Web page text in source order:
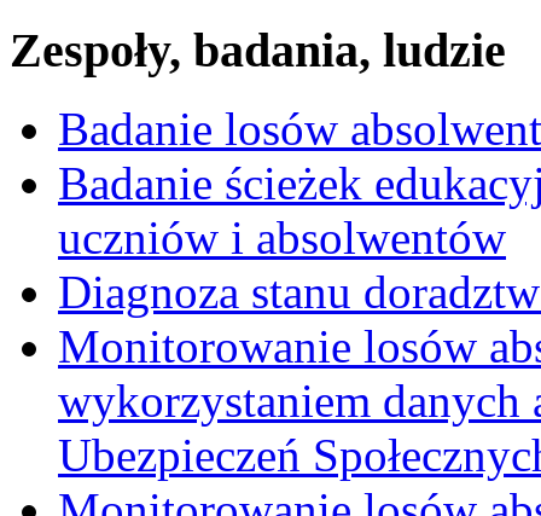
Zespoły, badania, ludzie
Badanie losów
Badanie ścieżek
uczniów i absolwentów
Diagnoza stanu
Monitorowanie losów
wykorzystaniem danych
Ubezpieczeń